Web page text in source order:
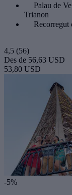
Palau de
Trianon
4,5 (56)
Des de 56,63 USD
53,80 USD
-5%